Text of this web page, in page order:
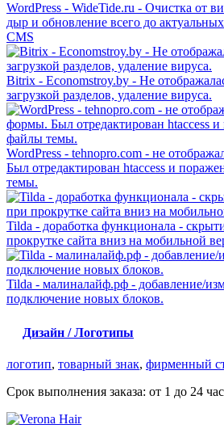
WordPress - WideTide.ru - Очистка от
дыр и обновление всего до
CMS
Bitrix - Economstroy.by - Не
загрузкой разделов, удаление вируса.
WordPress - tehnopro.com - не
Был отредактирован htaccess и
темы.
Tilda - доработка функционала -
прокрутке сайта вниз на мобильной
Tilda - малиналайф.рф - добавление/
подключение новых блоков.
Дизайн / Логотипы
логотип, товарный знак, фирменный
Срок выполнения заказа: от 1 до 24